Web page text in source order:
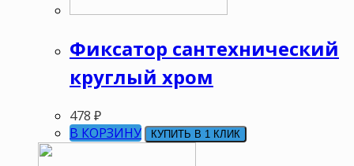
Фиксатор сантехнический
круглый хром
478 ₽
В КОРЗИНУ
КУПИТЬ В 1 КЛИК